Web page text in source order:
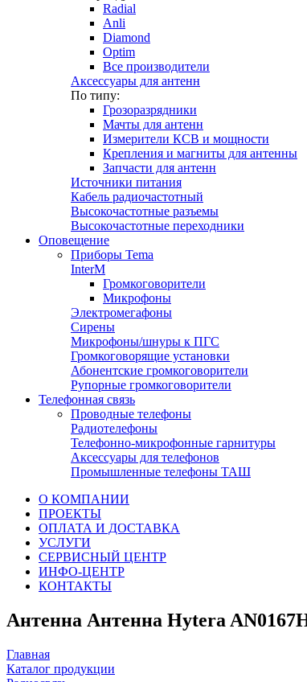
Radial
Anli
Diamond
Optim
Все производители
Аксессуары для антенн
По типу:
Грозоразрядники
Мачты для антенн
Измерители КСВ и мощности
Крепления и магниты для антенны
Запчасти для антенн
Источники питания
Кабель радиочастотный
Высокочастотные разъемы
Высокочастотные переходники
Оповещение
Приборы Tema
InterM
Громкоговорители
Микрофоны
Электромегафоны
Сирены
Микрофоны/шнуры к ПГС
Громкоговорящие установки
Абонентские громкоговорители
Рупорные громкоговорители
Телефонная связь
Проводные телефоны
Радиотелефоны
Телефонно-микрофонные гарнитуры
Аксессуары для телефонов
Промышленные телефоны ТАШ
О КОМПАНИИ
ПРОЕКТЫ
ОПЛАТА И ДОСТАВКА
УСЛУГИ
СЕРВИСНЫЙ ЦЕНТР
ИНФО-ЦЕНТР
КОНТАКТЫ
Антенна Антенна Hytera
Главная
Каталог продукции